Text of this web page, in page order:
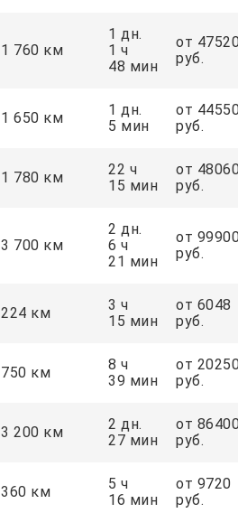
1 760 км
1 дн.
1 ч
48 мин
от 47520
руб.
1 650 км
1 дн.
5 мин
от 44550
руб.
1 780 км
22 ч
15 мин
от 48060
руб.
3 700 км
2 дн.
6 ч
21 мин
от 99900
руб.
224 км
3 ч
15 мин
от 6048
руб.
750 км
8 ч
39 мин
от 20250
руб.
3 200 км
2 дн.
27 мин
от 86400
руб.
360 км
5 ч
16 мин
от 9720
руб.